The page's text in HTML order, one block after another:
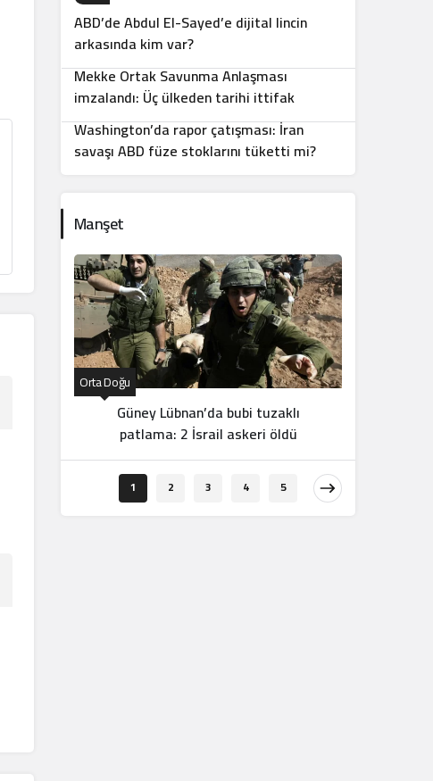
ABD’de Abdul El-Sayed’e dijital lincin
arkasında kim var?
9
Mekke Ortak Savunma Anlaşması
imzalandı: Üç ülkeden tarihi ittifak
10
Washington’da rapor çatışması: İran
savaşı ABD füze stoklarını tüketti mi?
Manşet
Orta Doğu
Güney Lübnan’da bubi tuzaklı
patlama: 2 İsrail askeri öldü
1 2 3 4 5